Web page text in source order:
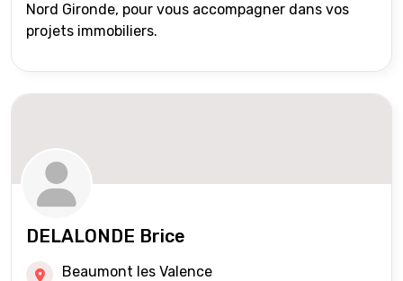
Nord Gironde, pour vous accompagner dans vos
projets immobiliers.
DELALONDE Brice
Beaumont les Valence